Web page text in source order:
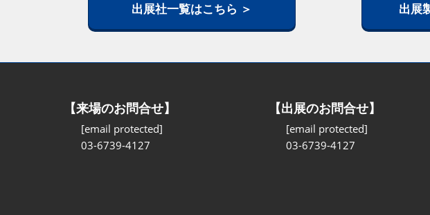
出展社一覧はこちら ＞ 出展
【来場のお問合せ】
[email protected]
03-6739-4127
【出展のお問合せ】
[email protected]
03-6739-4127